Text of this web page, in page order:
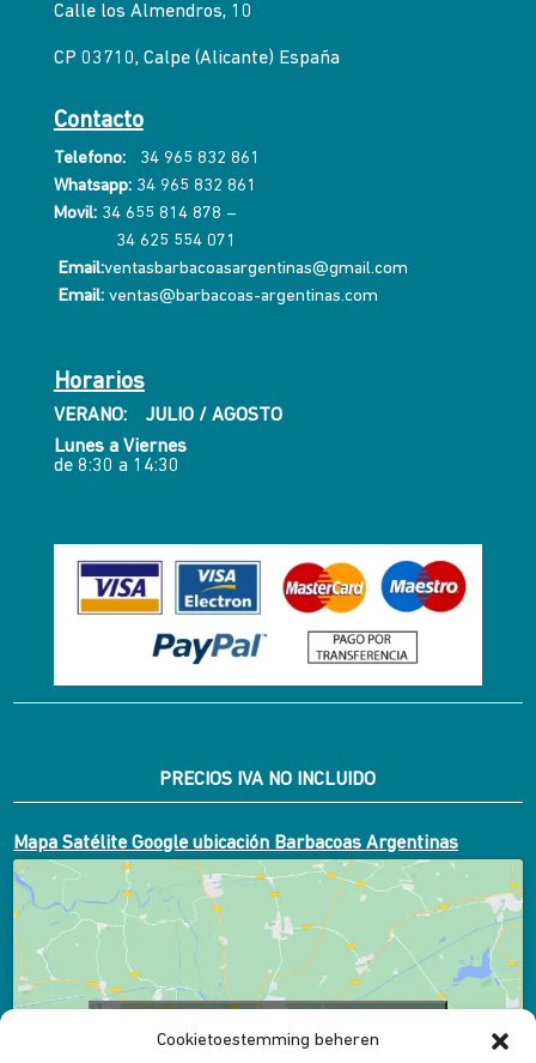
Cookietoestemming beheren
Calle los Almendros, 10
CP 03710, Calpe (Alicante) España
Contacto
Telefono:
34 965 832 861
Whatsapp:34 965 832 861
Movil: 34 655 814 878 –
34 625 554 071
Email:ventasbarbacoasargentinas@gmail.com
Email: ventas@barbacoas-argentinas.com
Horarios
VERANO: JULIO / AGOSTO
Lunes a Viernes
de 8:30 a 14:30
PRECIOS IVA NO INCLUIDO
Mapa Satélite Google ubicación Barbacoas Argentinas
Klik om marketing cookies te accepteren en